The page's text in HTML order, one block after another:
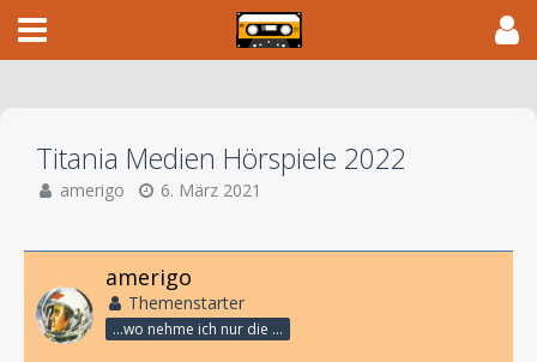
Titania Medien Hörspiele 2022
amerigo 6. März 2021
amerigo
Themenstarter
...wo nehme ich nur die Zeit her, so vieles nicht zu hören?